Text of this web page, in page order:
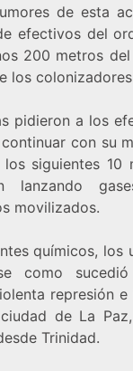
de esta
efectivos del
200 metros
los
pidieron a los
con su
siguientes 10
lanzando
movilizados.
químicos, los
como
represión
de La
Trinidad.